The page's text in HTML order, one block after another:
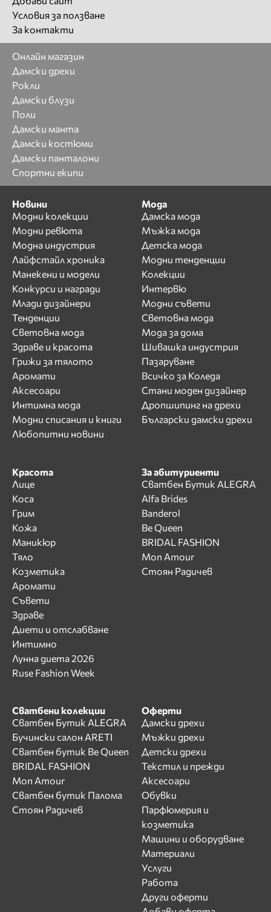
Условия за ползване
За контакти
Онлайн магазин
Дамски дрехи
Рокли
Дамски блузи
Поли
Дамски манта
Дамски костюми
Дамски панталони
Спортни екипи
Новини
Модни колекции
Модни ревюта
Модна индустрия
Лайфстайл хроника
Манекени и модели
Конкурси и награди
Млади дизайнери
Тенденции
Световна мода
Здраве и красота
Грижи за тялото
Аромати
Аксесоари
Интимна мода
Модни списания и книги
Любопитни новини
Мода
Дамска мода
Мъжка мода
Детска мода
Модни тенденции
Колекции
Интервю
Модни съвети
Световна мода
Мода за дома
Шивашка индустрия
Пазаруване
Всичко за Коледа
Стани моден дизайнер
Дропшипинг на дрехи
Български дамски дрехи
Красота
Лице
Коса
Грим
Кожа
Маникюр
Тяло
Козметика
Аромати
Съвети
Здраве
Диети и отслабване
Интимно
Лунна диета 2026
Ruse Fashion Week
За абитуриенти
Сватбен Бутик ALEGRA
Alfa Brides
Banderol
Be Queen
BRIDAL FASHION
Mon Amour
Стоян Радичев
Сватбени колекции
Сватбен Бутик ALEGRA
Бучински салон ARETI
Сватбен бутик Be Queen
BRIDAL FASHION
Mon Amour
Сватбен бутик Палома
Стоян Радичев
Оферти
Дамски дрехи
Мъжки дрехи
Детски дрехи
Текстил и прежди
Аксесоари
Обувки
Парфюмерия и
козметика
Машини и оборудване
Материали
Услуги
Работа
Други оферти